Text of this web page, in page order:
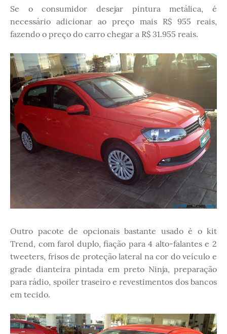
Se o consumidor desejar pintura metálica, é
necessário adicionar ao preço mais R$ 955 reais,
fazendo o preço do carro chegar a R$ 31.955 reais.
Outro pacote de opcionais bastante usado é o kit
Trend, com farol duplo, fiação para 4 alto-falantes e 2
tweeters, frisos de proteção lateral na cor do veículo e
grade dianteira pintada em preto Ninja, preparação
para rádio, spoiler traseiro e revestimentos dos bancos
em tecido.